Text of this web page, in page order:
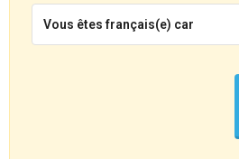
Vous êtes français(e) car